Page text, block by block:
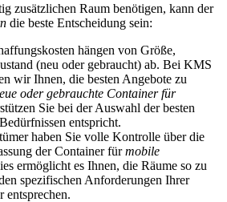
zusätzlichen Raum benötigen, kann der
die beste Entscheidung sein:
hängen von Größe,
(neu oder gebraucht) ab. Bei KMS
wir Ihnen, die besten Angebote zu
oder gebrauchte Container für
Sie bei der Auswahl der besten
entspricht.
haben Sie volle Kontrolle über die
der Container fürmobile
ermöglicht es Ihnen, die Räume so zu
spezifischen Anforderungen Ihrer
entsprechen.